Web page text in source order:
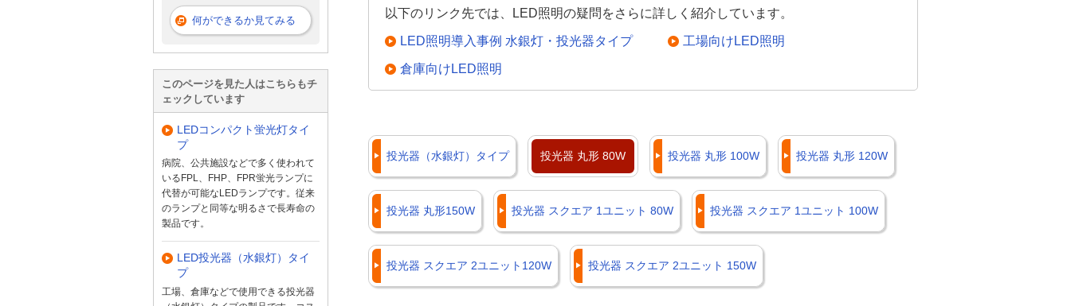
以下のリンク先では、LED照明の疑問をさらに詳しく紹介しています。
LED照明導入事例 水銀灯・投光器タイプ 工場向けLED照明
倉庫向けLED照明
投光器（水銀灯）タイプ 投光器 丸形 80W 投光器 丸形 100W 投光器 丸形 120W
投光器 丸形150W 投光器 スクエア 1ユニット 80W 投光器 スクエア 1ユニット 100W
投光器 スクエア 2ユニット120W 投光器 スクエア 2ユニット 150W
何ができるか見てみる
このページを見た人はこちらもチ
ェックしています
LEDコンパクト蛍光灯タイ
プ
病院、公共施設などで多く使われて
いるFPL、FHP、FPR蛍光ランプに
代替が可能なLEDランプです。従来
のランプと同等な明るさで長寿命の
製品です。
LED投光器（水銀灯）タイ
プ
工場、倉庫などで使用できる投光器